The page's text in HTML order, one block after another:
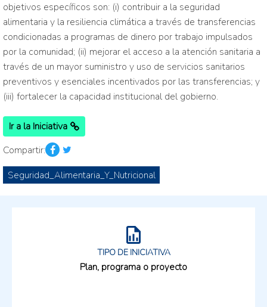
objetivos específicos son: (i) contribuir a la seguridad
alimentaria y la resiliencia climática a través de transferencias
condicionadas a programas de dinero por trabajo impulsados
por la comunidad; (ii) mejorar el acceso a la atención sanitaria a
través de un mayor suministro y uso de servicios sanitarios
preventivos y esenciales incentivados por las transferencias; y
(iii) fortalecer la capacidad institucional del gobierno.
Ir a la Iniciativa
Compartir:
Seguridad_Alimentaria_Y_Nutricional
TIPO DE INICIATIVA
Plan, programa o proyecto